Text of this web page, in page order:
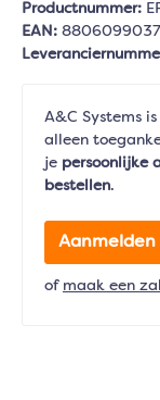
Productnummer:
EAN:
A&C Systems
alleen
je persoonlijke
bestellen.
Aanmelden
of maak een